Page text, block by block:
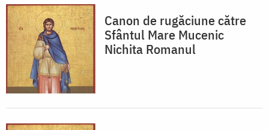
Canon de rugăciune către
Sfântul Mare Mucenic
Nichita Romanul